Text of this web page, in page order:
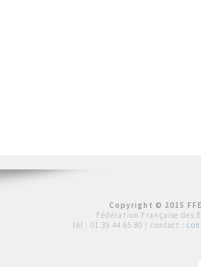
Copyright © 2015
Fédération Française des
tél : 01 39 44 65 80 | contact :